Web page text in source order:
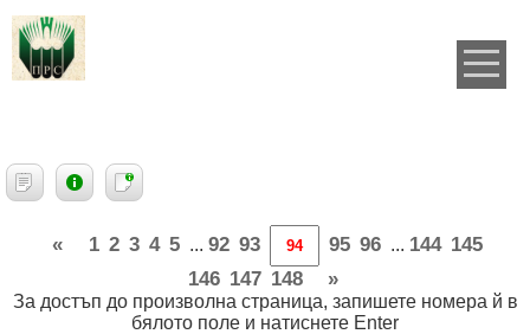
« 1 2 3 4 5 ... 92 93 95 96 ... 144 145
146 147 148 »
За достъп до произволна страница, запишете номера й в
бялото поле и натиснете Enter